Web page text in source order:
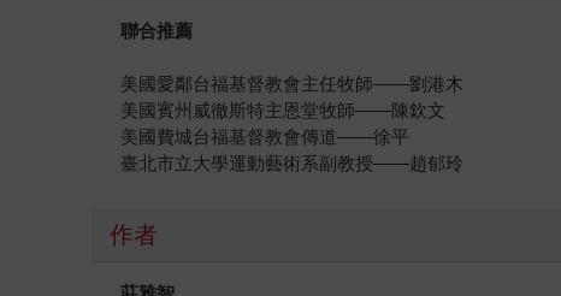
聯合推薦
美國愛鄰台福基督教會主任牧師——劉港木
美國賓州威徹斯特主恩堂牧師——陳欽文
美國費城台福基督教會傳道——徐平
臺北市立大學運動藝術系副教授——趙郁玲
作者